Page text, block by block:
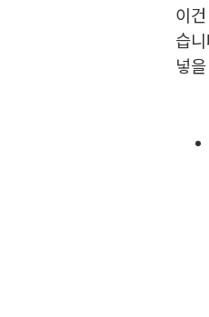
이
습
넣